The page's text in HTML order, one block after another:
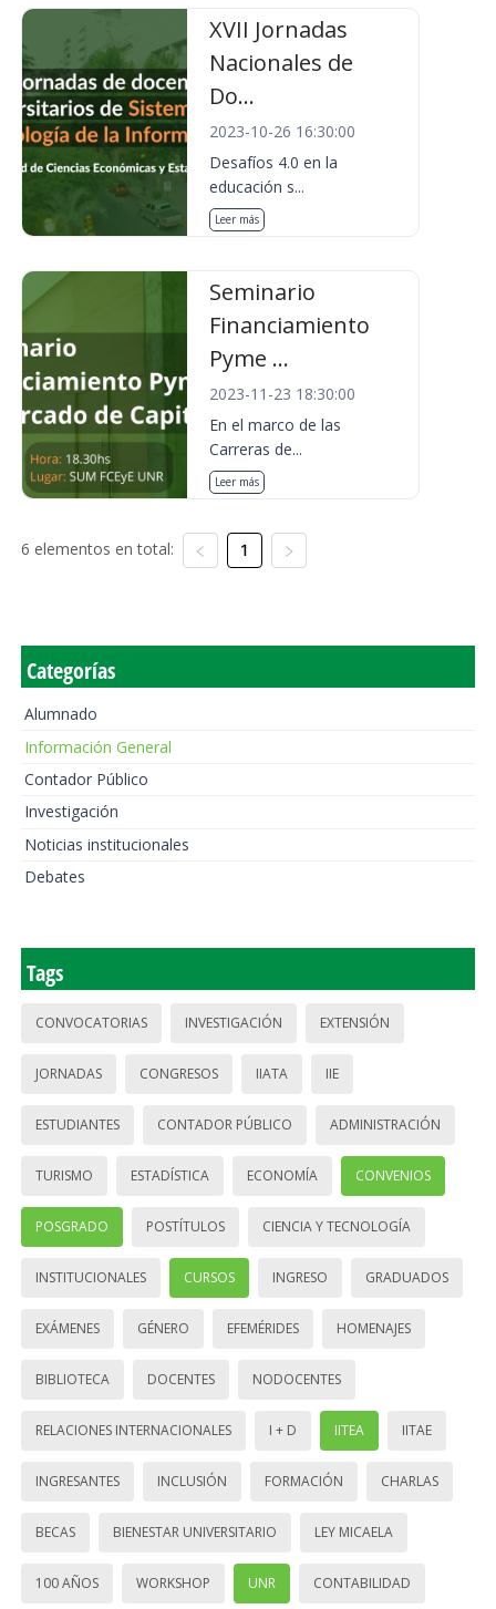
XVII Jornadas
Nacionales de
Do...
2023-10-26 16:30:00
Desafíos 4.0 en la
educación s...
Leer más
Seminario
Financiamiento
Pyme ...
2023-11-23 18:30:00
En el marco de las
Carreras de...
Leer más
6 elementos en total: 1
Categorías
Alumnado
Información General
Contador Público
Investigación
Noticias institucionales
Debates
Tags
CONVOCATORIAS INVESTIGACIÓN EXTENSIÓN
JORNADAS CONGRESOS IIATA IIE
ESTUDIANTES CONTADOR PÚBLICO ADMINISTRACIÓN
TURISMO ESTADÍSTICA ECONOMÍA CONVENIOS
POSGRADO POSTÍTULOS CIENCIA Y TECNOLOGÍA
INSTITUCIONALES CURSOS INGRESO GRADUADOS
EXÁMENES GÉNERO EFEMÉRIDES HOMENAJES
BIBLIOTECA DOCENTES NODOCENTES
RELACIONES INTERNACIONALES I + D IITEA IITAE
INGRESANTES INCLUSIÓN FORMACIÓN CHARLAS
BECAS BIENESTAR UNIVERSITARIO LEY MICAELA
100 AÑOS WORKSHOP UNR CONTABILIDAD